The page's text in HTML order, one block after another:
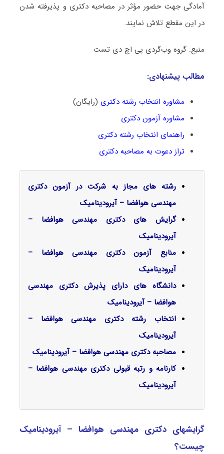
آمادگی جهت حضور مؤثر در مصاحبه دکتری و پذیرفته شدن
در این مقطع تلاش نمایند.
منبع: گروه وب‌گردی پی اچ دی تست
مطالب پیشنهادی:
مشاوره انتخاب رشته دکتری (رایگان)
مشاوره آزمون دکتری
راهنمای انتخاب رشته دکتری
تراز دعوت به مصاحبه دکتری
رشته های مجاز به شرکت در آزمون دکتری
مهندسی هوافضا – آیرودینامیک
گرایش‌ های دکتری مهندسی هوافضا –
آیرودینامیک
منابع آزمون دکتری مهندسی هوافضا –
آیرودینامیک
دانشگاه های دارای پذیرش دکتری مهندسی
هوافضا – آیرودینامیک
انتخاب رشته دکتری مهندسی هوافضا –
آیرودینامیک
مصاحبه دکتری مهندسی هوافضا – آیرودینامیک
کارنامه و رتبه قبولی دکتری مهندسی هوافضا –
آیرودینامیک
گرایشهای دکتری مهندسی هوافضا – آیرودینامیک
چیست؟